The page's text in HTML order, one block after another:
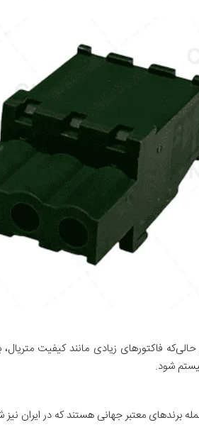
فاکتورهای زیادی مانند کیفیت
شود.